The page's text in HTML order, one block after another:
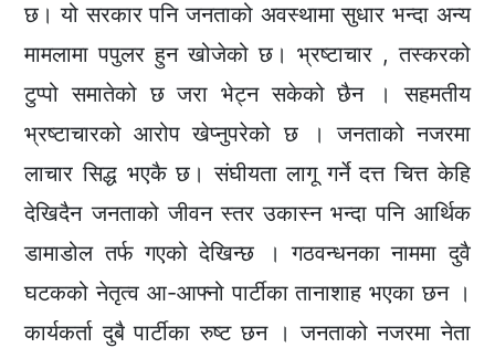
छ। यो सरकार पनि जनताको अवस्थामा सुधार भन्दा अन्य
मामलामा पपुलर हुन खोजेको छ। भ्रष्टाचार , तस्करको
टुप्पो समातेको छ जरा भेट्न सकेको छैन । सहमतीय
भ्रष्टाचारको आरोप खेप्नुपरेको छ । जनताको नजरमा
लाचार सिद्ध भएकै छ। संघीयता लागू गर्ने दत्त चित्त केहि
देखिदैन जनताको जीवन स्तर उकास्न भन्दा पनि आर्थिक
डामाडोल तर्फ गएको देखिन्छ । गठवन्धनका नाममा दुवै
घटकको नेतृत्व आ-आफ्नो पार्टीका तानाशाह भएका छन ।
कार्यकर्ता दुबै पार्टीका रुष्ट छन । जनताको नजरमा नेता